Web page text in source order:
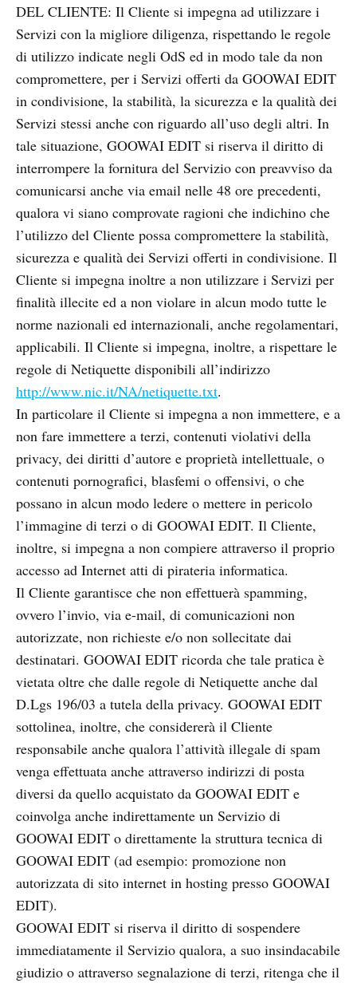
DEL CLIENTE: Il Cliente si impegna ad utilizzare i
Servizi con la migliore diligenza, rispettando le regole
di utilizzo indicate negli OdS ed in modo tale da non
compromettere, per i Servizi offerti da GOOWAI EDIT
in condivisione, la stabilità, la sicurezza e la qualità dei
Servizi stessi anche con riguardo all’uso degli altri. In
tale situazione, GOOWAI EDIT si riserva il diritto di
interrompere la fornitura del Servizio con preavviso da
comunicarsi anche via email nelle 48 ore precedenti,
qualora vi siano comprovate ragioni che indichino che
l’utilizzo del Cliente possa compromettere la stabilità,
sicurezza e qualità dei Servizi offerti in condivisione. Il
Cliente si impegna inoltre a non utilizzare i Servizi per
finalità illecite ed a non violare in alcun modo tutte le
norme nazionali ed internazionali, anche regolamentari,
applicabili. Il Cliente si impegna, inoltre, a rispettare le
regole di Netiquette disponibili all’indirizzo
http://www.nic.it/NA/netiquette.txt.
In particolare il Cliente si impegna a non immettere, e a
non fare immettere a terzi, contenuti violativi della
privacy, dei diritti d’autore e proprietà intellettuale, o
contenuti pornografici, blasfemi o offensivi, o che
possano in alcun modo ledere o mettere in pericolo
l’immagine di terzi o di GOOWAI EDIT. Il Cliente,
inoltre, si impegna a non compiere attraverso il proprio
accesso ad Internet atti di pirateria informatica.
Il Cliente garantisce che non effettuerà spamming,
ovvero l’invio, via e-mail, di comunicazioni non
autorizzate, non richieste e/o non sollecitate dai
destinatari. GOOWAI EDIT ricorda che tale pratica è
vietata oltre che dalle regole di Netiquette anche dal
D.Lgs 196/03 a tutela della privacy. GOOWAI EDIT
sottolinea, inoltre, che considererà il Cliente
responsabile anche qualora l’attività illegale di spam
venga effettuata anche attraverso indirizzi di posta
diversi da quello acquistato da GOOWAI EDIT e
coinvolga anche indirettamente un Servizio di
GOOWAI EDIT o direttamente la struttura tecnica di
GOOWAI EDIT (ad esempio: promozione non
autorizzata di sito internet in hosting presso GOOWAI
EDIT).
GOOWAI EDIT si riserva il diritto di sospendere
immediatamente il Servizio qualora, a suo insindacabile
giudizio o attraverso segnalazione di terzi, ritenga che il